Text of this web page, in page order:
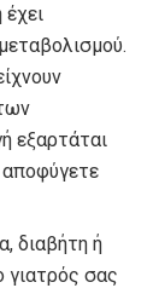
εξαρτάται
αποφύγετε
διαβήτη ή
γιατρός σας